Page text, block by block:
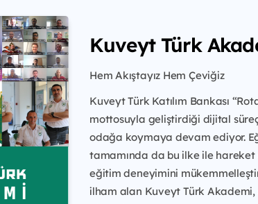
Kuveyt Türk
Hem Akıştayız Hem Çeviğiz
Kuveyt Türk Katılım Bankası
mottosuyla geliştirdiği dijital
odağa koymaya devam ediyor.
tamamında da bu ilke ile hareket
eğitim deneyimini
ilham alan Kuveyt Türk Akademi,